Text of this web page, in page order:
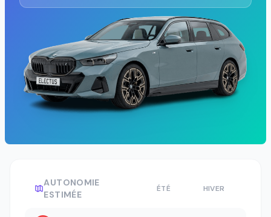
AUTONOMIE
ESTIMÉE
ÉTÉ HIVER